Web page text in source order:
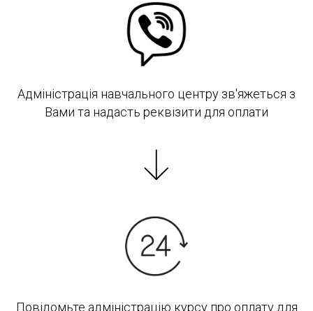
Адміністрація навчального центру зв'яжеться з
Вами та надасть реквізити для оплати
Повідомьте адміністрацію курсу про оплату для